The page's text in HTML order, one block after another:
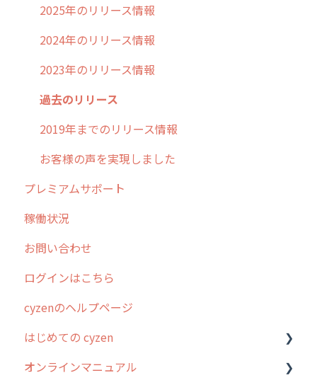
2025年のリリース情報
2024年のリリース情報
2023年のリリース情報
過去のリリース
2019年までのリリース情報
お客様の声を実現しました
プレミアムサポート
稼働状況
お問い合わせ
ログインはこちら
cyzenのヘルプページ
はじめての cyzen
0. はじめてのcyzenの使い方
オンラインマニュアル